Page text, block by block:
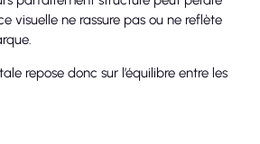
visuelle ne rassure pas ou ne reflète
repose donc sur l’équilibre entre les